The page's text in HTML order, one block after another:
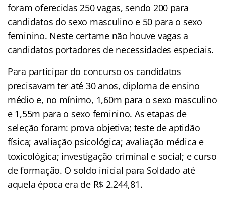
foram oferecidas 250 vagas, sendo 200 para
candidatos do sexo masculino e 50 para o sexo
feminino. Neste certame não houve vagas a
candidatos portadores de necessidades especiais.
Para participar do concurso os candidatos
precisavam ter até 30 anos, diploma de ensino
médio e, no mínimo, 1,60m para o sexo masculino
e 1,55m para o sexo feminino. As etapas de
seleção foram: prova objetiva; teste de aptidão
física; avaliação psicológica; avaliação médica e
toxicológica; investigação criminal e social; e curso
de formação. O soldo inicial para Soldado até
aquela época era de R$ 2.244,81.